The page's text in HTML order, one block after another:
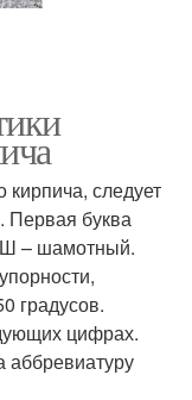
кирпича, следует
Первая буква
Ш – шамотный.
градусов.
цифрах.
аббревиатуру